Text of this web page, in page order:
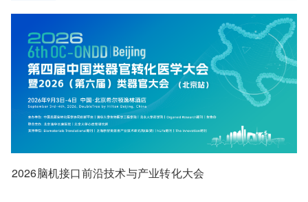
2026脑机接口前沿技术与产业转化大会